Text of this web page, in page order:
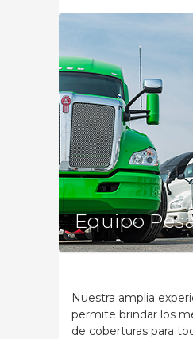
Equipo
Nuestra amplia
permite brindar los
de coberturas para